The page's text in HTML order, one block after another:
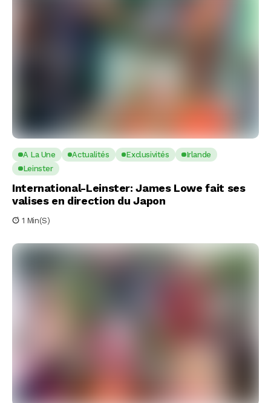
A La Une Actualités Exclusivités
Irlande
Leinster
International-Leinster: James Lowe fait ses
valises en direction du Japon
1 Min(s)